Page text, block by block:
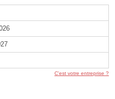
C'est votre entreprise ?